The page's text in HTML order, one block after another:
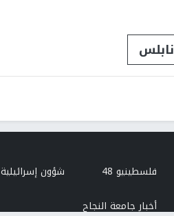
نابلس
فلسطينيو 48 شؤون إسرائيلية
أخبار جامعة النجاح